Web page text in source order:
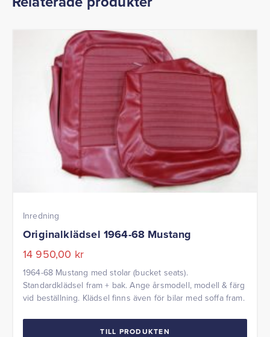
Inredning
Originalklädsel 1964-68 Mustang
14 950,00 kr
1964-68 Mustang med stolar (bucket seats).
Standardklädsel fram + bak. Ange årsmodell, modell & färg
vid beställning. Klädsel finns även för bilar med soffa fram.
TILL PRODUKTEN